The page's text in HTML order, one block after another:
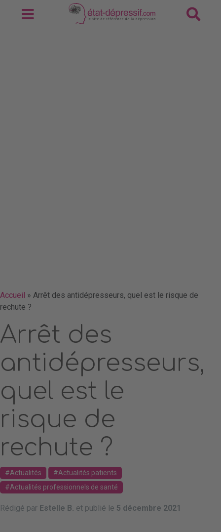
Accueil » Arrêt des antidépresseurs, quel est le risque de
rechute ?
Arrêt des
antidépresseurs,
quel est le
risque de
rechute ?
Actualités
Actualités patients
Actualités professionnels de santé
Rédigé par Estelle B. et publié le 5 décembre 2021